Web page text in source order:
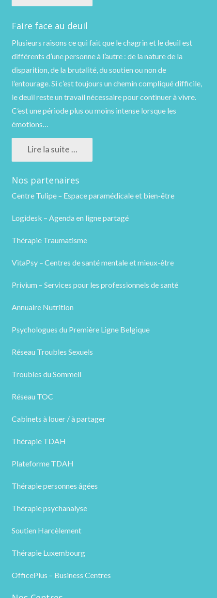
Faire face au deuil
Plusieurs raisons ce qui fait que le chagrin et le deuil est
différents d’une personne à l’autre : de la nature de la
disparition, de la brutalité, du soutien ou non de
l’entourage. Si c’est toujours un chemin compliqué difficile,
le deuil reste un travail nécessaire pour continuer à vivre.
C’est une période plus ou moins intense lorsque les
émotions…
Lire la suite …
Nos partenaires
Centre Tulipe – Espace paramédicale et bien-être
Logidesk – Agenda en ligne partagé
Thérapie Traumatisme
VitaPsy – Centres de santé mentale et mieux-être
Privium – Services pour les professionnels de santé
Annuaire Nutrition
Psychologues du Première Ligne Belgique
Réseau Troubles Sexuels
Troubles du Sommeil
Réseau TOC
Cabinets à louer / à partager
Thérapie TDAH
Plateforme TDAH
Thérapie personnes âgées
Thérapie psychanalyse
Soutien Harcèlement
Thérapie Luxembourg
OfficePlus – Business Centres